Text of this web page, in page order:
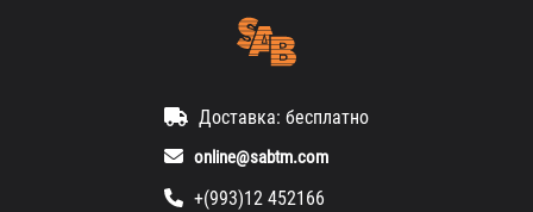
Доставка: бесплатно
online@sabtm.com
+(993)12 452166